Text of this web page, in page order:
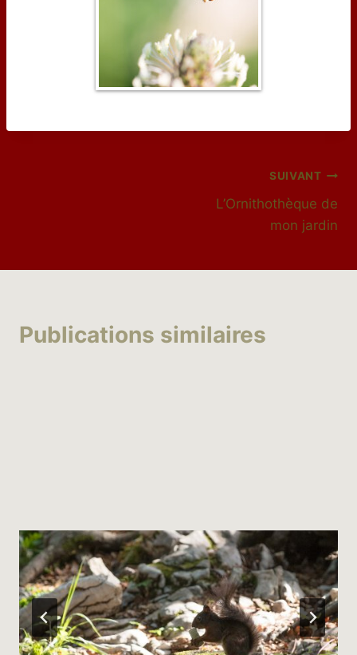
SUIVANT
L’Ornithothèque de
mon jardin
Publications similaires